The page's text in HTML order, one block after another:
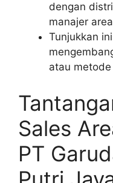
dengan
manajer
Tunjukkan
atau
Sales
PT